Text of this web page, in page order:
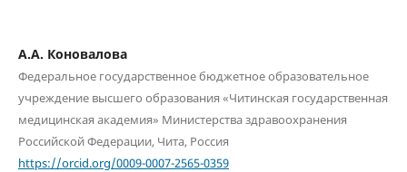
А.А. Коновалова
Федеральное государственное бюджетное образовательное
учреждение высшего образования «Читинская государственная
медицинская академия» Министерства здравоохранения
Российской Федерации, Чита, Россия
https://orcid.org/0009-0007-2565-0359